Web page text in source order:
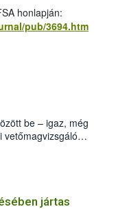
honlapján:
pub/3694.htm
be – igaz, még
vetőmagvizsgáló
Győző által
jártas